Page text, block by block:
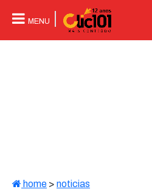
MENU
home > noticias